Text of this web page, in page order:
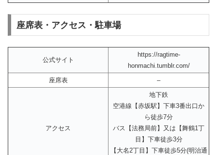
座席表・アクセス・駐車場
公式サイト
https://ragtime-
honmachi.tumblr.com/
座席表
–
アクセス
地下鉄
空港線【赤坂駅】下車3番出口か
ら徒歩7分
バス【法務局前】又は【舞鶴1丁
目】下車徒歩3分
【大名2丁目】下車徒歩5分(明治通